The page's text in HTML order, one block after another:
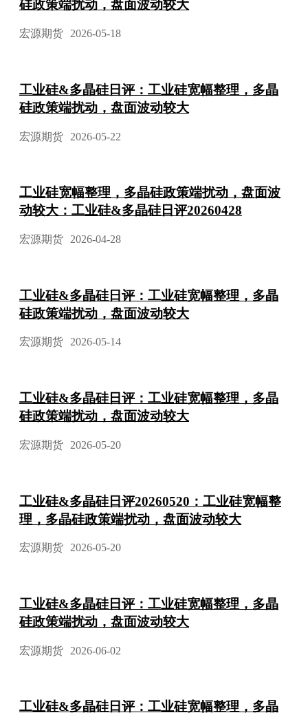
硅政策端扰动，盘面波动较大
宏源期货 2026-05-18
工业硅&多晶硅日评：工业硅宽幅整理，多晶
硅政策端扰动，盘面波动较大
宏源期货 2026-05-22
工业硅宽幅整理，多晶硅政策端扰动，盘面波
动较大：工业硅&多晶硅日评20260428
宏源期货 2026-04-28
工业硅&多晶硅日评：工业硅宽幅整理，多晶
硅政策端扰动，盘面波动较大
宏源期货 2026-05-14
工业硅&多晶硅日评：工业硅宽幅整理，多晶
硅政策端扰动，盘面波动较大
宏源期货 2026-05-20
工业硅&多晶硅日评20260520：工业硅宽幅整
理，多晶硅政策端扰动，盘面波动较大
宏源期货 2026-05-20
工业硅&多晶硅日评：工业硅宽幅整理，多晶
硅政策端扰动，盘面波动较大
宏源期货 2026-06-02
工业硅&多晶硅日评：工业硅宽幅整理，多晶